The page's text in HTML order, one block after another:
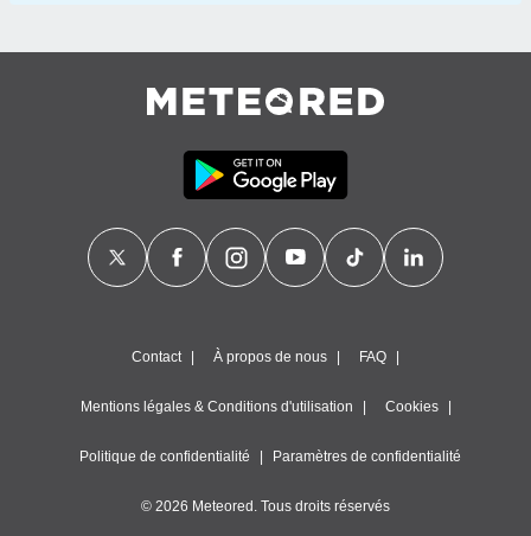
Contact À propos de nous FAQ
Mentions légales & Conditions d'utilisation Cookies
Politique de confidentialité Paramètres de confidentialité
© 2026 Meteored. Tous droits réservés